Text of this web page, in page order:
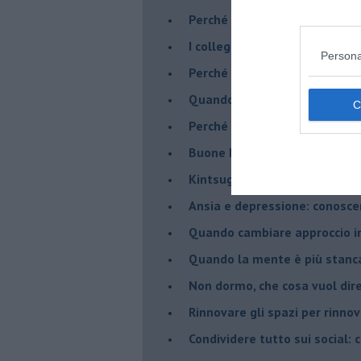
​Perché abbiamo così bisogno
​I collegamenti tra filosofia e
​Perché tutti si sentono in
​Quando crescere troppo
​Perché non impariamo mai
​Buone Feste!
​Kintsugi: quando le crepe
Ansia e depressione:
Quando cambiare approccio
​Quando la mente è più
Non dormo, che cosa vuol
​Rinnovare gli spazi per
​Condividere tutto sui social: